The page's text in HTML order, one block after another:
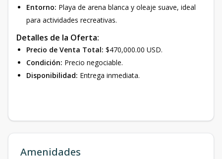
Entorno: Playa de arena blanca y oleaje suave, ideal
para actividades recreativas.
Detalles de la Oferta:
Precio de Venta Total: $470,000.00 USD.
Condición: Precio negociable.
Disponibilidad: Entrega inmediata.
Amenidades